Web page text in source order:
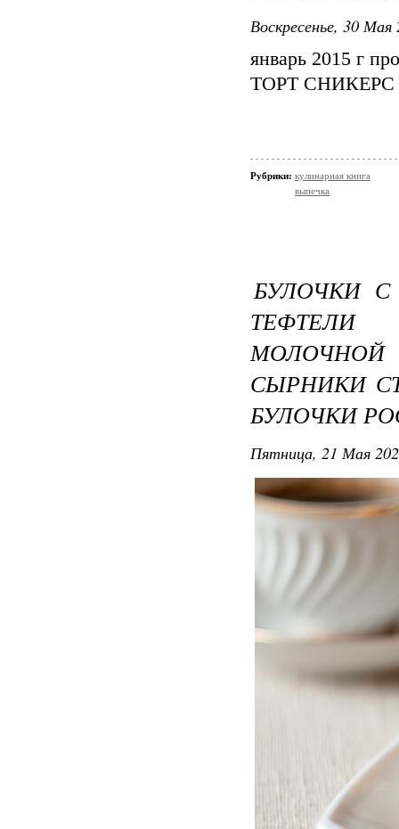
Воскресенье, 30
январь 2015 г
ТОРТ СНИКЕРС
Рубрики: кулинарная книга
выпечка
БУЛОЧКИ
СЫРНИКИ
БУЛОЧКИ
Пятница, 21 Мая